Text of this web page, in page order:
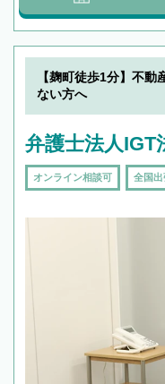
【麹町徒歩1分】不動
ない方へ
弁護士法人IGT
オンライン相談可 全国